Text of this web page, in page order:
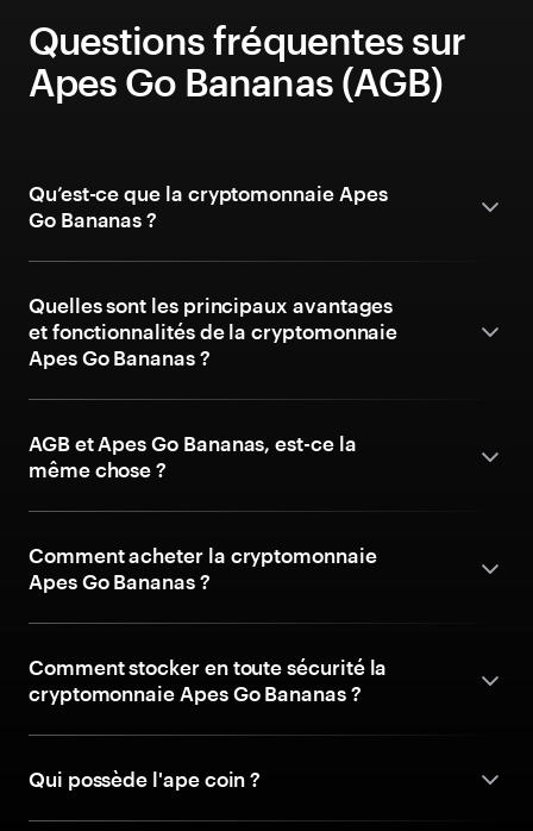
Questions fréquentes sur
Apes Go Bananas (AGB)
Qu’est-ce que la cryptomonnaie Apes
Go Bananas ?
Quelles sont les principaux avantages
et fonctionnalités de la cryptomonnaie
Apes Go Bananas ?
AGB et Apes Go Bananas, est-ce la
même chose ?
Comment acheter la cryptomonnaie
Apes Go Bananas ?
Comment stocker en toute sécurité la
cryptomonnaie Apes Go Bananas ?
Qui possède l'ape coin ?